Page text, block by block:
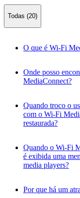
Todas (20)
O que é Wi-Fi
Onde posso
MediaConnect?
Quando troco o
com o Wi-Fi
restaurada?
Quando o Wi-Fi
é exibida uma
media players?
Por que há um